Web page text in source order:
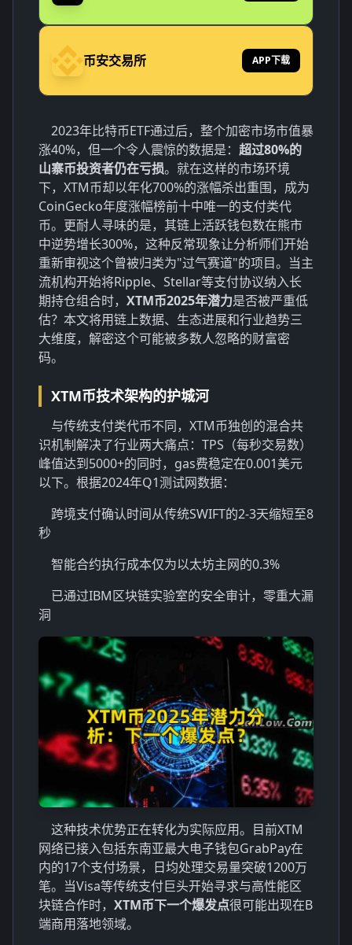
币安交易所 APP下载
2023年比特币ETF通过后，整个加密市场市值暴
涨40%，但一个令人震惊的数据是： 超过80%的
山寨币投资者仍在亏损。就在这样的市场环境
下，XTM币却以年化700%的涨幅杀出重围，成为
CoinGecko年度涨幅榜前十中唯一的支付类代
币。更耐人寻味的是，其链上活跃钱包数在熊市
中逆势增长300%，这种反常现象让分析师们开始
重新审视这个曾被归类为"过气赛道"的项目。当主
流机构开始将Ripple、Stellar等支付协议纳入长
期持仓组合时， XTM币2025年潜力是否被严重低
估？本文将用链上数据、生态进展和行业趋势三
大维度，解密这个可能被多数人忽略的财富密
码。
XTM币技术架构的护城河
与传统支付类代币不同，XTM币独创的混合共
识机制解决了行业两大痛点：TPS（每秒交易数）
峰值达到5000+的同时，gas费稳定在0.001美元
以下。根据2024年Q1测试网数据：
跨境支付确认时间从传统SWIFT的2-3天缩短至8
秒
智能合约执行成本仅为以太坊主网的0.3%
已通过IBM区块链实验室的安全审计，零重大漏
洞
这种技术优势正在转化为实际应用。目前XTM
网络已接入包括东南亚最大电子钱包GrabPay在
内的17个支付场景，日均处理交易量突破1200万
笔。当Visa等传统支付巨头开始寻求与高性能区
块链合作时， XTM币下一个爆发点很可能出现在B
端商用落地领域。